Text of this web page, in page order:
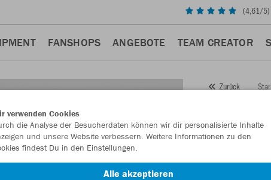
(4,61/5)
FANSHOPS ANGEBOTE TEAM CREATOR
Zurück
Power
verwenden Cookies
die Analyse der Besucherdaten können wir dir personalisierte Inhalte
und unsere Website verbessern. Weitere Informationen zu den
findest Du in den Einstellungen.
Alle akzeptieren